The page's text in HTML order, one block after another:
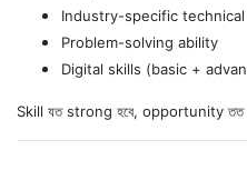
Industry-specific technical
Problem-solving ability
Digital skills (basic +
Skill যত strong হবে, opportunity তত